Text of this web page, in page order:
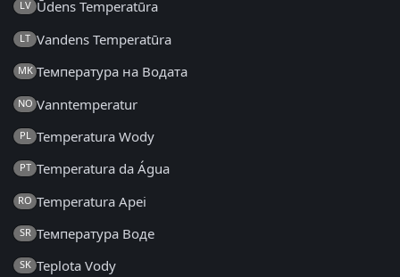
LV Ūdens Temperatūra
LT Vandens Temperatūra
MK Температура на Водата
NO Vanntemperatur
PL Temperatura Wody
PT Temperatura da Água
RO Temperatura Apei
SR Температура Воде
SK Teplota Vody